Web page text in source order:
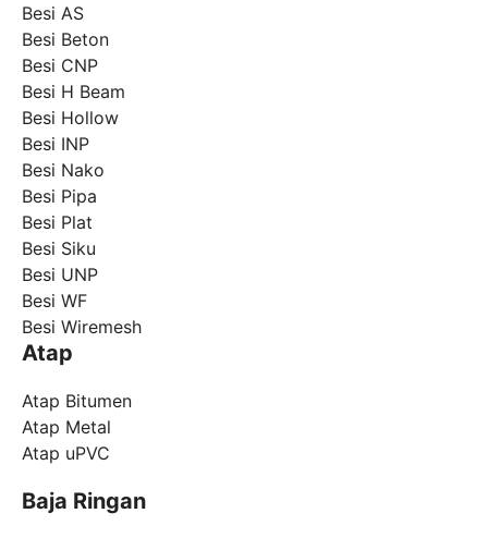
Besi AS
Besi Beton
Besi CNP
Besi H Beam
Besi Hollow
Besi INP
Besi Nako
Besi Pipa
Besi Plat
Besi Siku
Besi UNP
Besi WF
Besi Wiremesh
Atap
Atap Bitumen
Atap Metal
Atap uPVC
Baja Ringan